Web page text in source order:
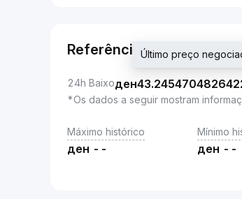
Referência
24h Baixoден
Último preço
*Os dados a seguir mostram
Máximo histórico
ден --
Mínimo
ден --